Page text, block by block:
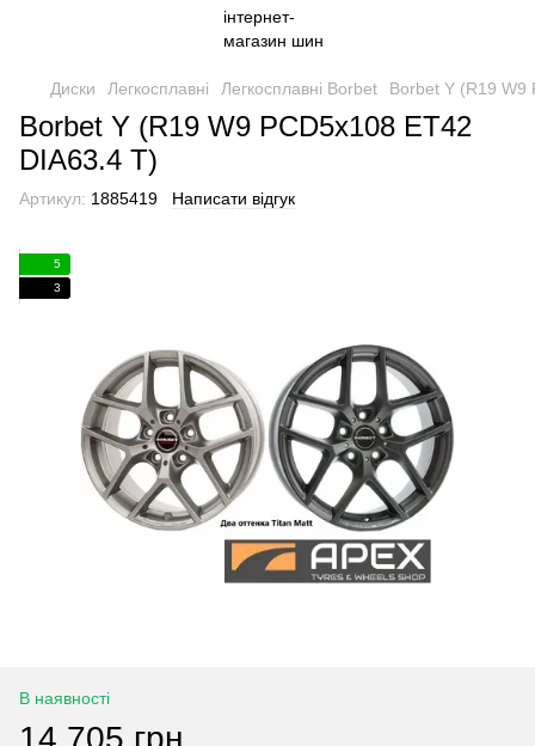
Диски Легкосплавні Легкосплавні Borbet Borbet Y (R19 W9
Borbet Y (R19 W9 PCD5x108 ET42
DIA63.4 T)
Артикул: 1885419 Написати відгук
5
3
В наявності
14 705 грн